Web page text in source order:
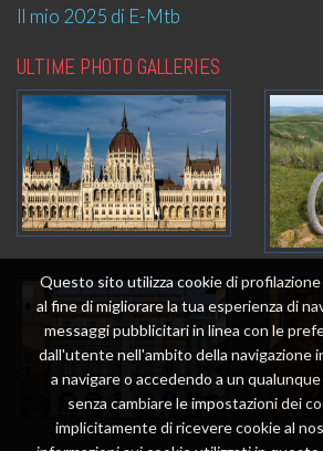
Il mio 2025 di E-Mtb
ULTIME PHOTO GALLERIES
Questo sito utilizza cookie di
al fine di migliorare la tua esperienza di
messaggi pubblicitari in linea con le
dall'utente nell'ambito della navigazione
a navigare o accedendo a un
senza cambiare le impostazioni dei
implicitamente di ricevere cookie al